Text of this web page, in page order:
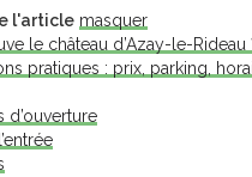
l'article masquer
le château d’Azay-le-Rideau
pratiques : prix, parking,
d’ouverture